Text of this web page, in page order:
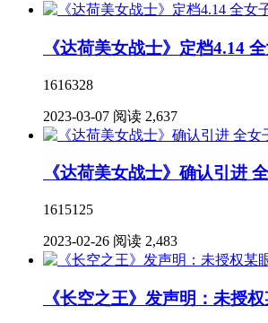
《达荷美女战士》定档4.14
1616328
2023-03-07 阅读 2,637
《达荷美女战士》确认引进
1615125
2023-02-26 阅读 2,483
《长空之王》发声明：未授